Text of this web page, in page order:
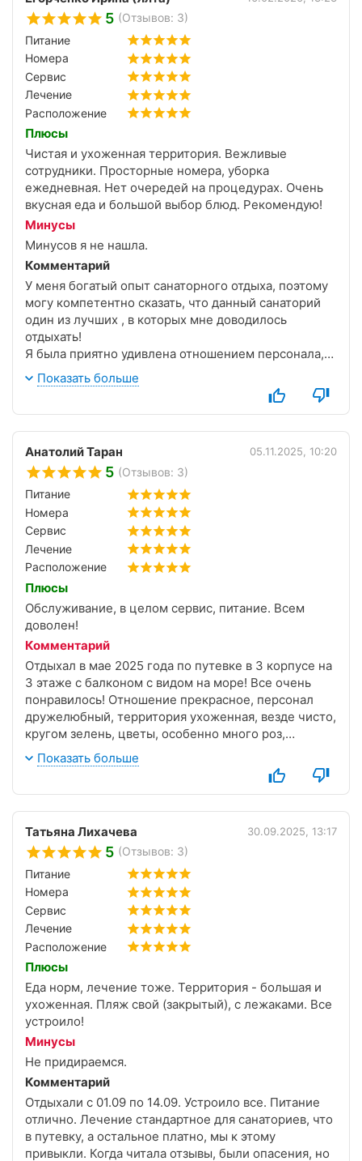
5 (Отзывов: 3)
Питание
Номера
Сервис
Лечение
Расположение
Плюсы
Чистая и ухоженная территория. Вежливые
сотрудники. Просторные номера, уборка
ежедневная. Нет очередей на процедурах. Очень
вкусная еда и большой выбор блюд. Рекомендую!
Минусы
Минусов я не нашла.
Комментарий
У меня богатый опыт санаторного отдыха, поэтому
могу компетентно сказать, что данный санаторий
один из лучших , в которых мне доводилось
отдыхать!
Я была приятно удивлена отношением персонала,
начиная от охранника на въезде, заканчивая
сборщиками посуды в столовой ! Сервис
номер( ежедневная уборка, замена расходников
(гели- шампуни), бутилированная вода , приятный
запах в корпусе( я сейчас отдыхаю с 13.01 по
23.01.2026)
На процедуры нет безумных очередей, персонал
подчеркнуто вежлив и участлив!
Питание выше всяких похвал, много свежих
фруктов, овощей, выпечки. Все готовые блюда
очень вкусные и выбор разнообразен! Особая
благодарность шеф- повару!
Работает бассейн, пользование им включено в
лечение.
Если ставить оценку, то 10 из 10!
Я уже забронировала и лето, и декабрь 2026 года)).
Так что санаторий рекомендую от души!!!
Моя искренняя благодарность руководству и
персоналу санатория за великолепный отдых и
лечение! С наступающим Крещением , всех благ и
процветания!
Показать больше
Анатолий Таран 05.11.2025, 10:20
5 (Отзывов: 3)
Питание
Номера
Сервис
Лечение
Расположение
Плюсы
Обслуживание, в целом сервис, питание. Всем
доволен!
Комментарий
Отдыхал в мае 2025 года по путевке в 3 корпусе на
3 этаже с балконом с видом на море! Все очень
понравилось! Отношение прекрасное, персонал
дружелюбный, территория ухоженная, везде чисто,
кругом зелень, цветы, особенно много роз,
высаженных и кустами и беседками! Вечером
везде подсветки, фонтанчики! Питание
разнообразное (Шведский стол). Море чистое,
Показать больше
Татьяна Лихачева 30.09.2025, 13:17
5 (Отзывов: 3)
Питание
Номера
Сервис
Лечение
Расположение
Плюсы
Еда норм, лечение тоже. Территория - большая и
ухоженная. Пляж свой (закрытый), с лежаками. Все
устроило!
Минусы
Не придираемся.
Комментарий
Отдыхали с 01.09 по 14.09. Устроило все. Питание
отлично. Лечение стандартное для санаториев, что
в путевку, а остальное платно, мы к этому
привыкли. Когда читала отзывы, были опасения, но